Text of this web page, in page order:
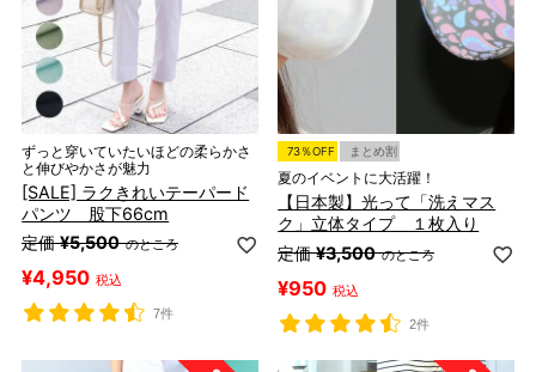
ずっと穿いていたいほどの柔らかさ
と伸びやかさが魅力
[SALE] ラクきれいテーパード
パンツ 股下66cm
定価 ¥5,500 のところ
¥4,950 税込
7件
73％OFF まとめ割
夏のイベントに大活躍！
【日本製】光って「洗えマス
ク」立体タイプ １枚入り
定価 ¥3,500 のところ
¥950 税込
2件